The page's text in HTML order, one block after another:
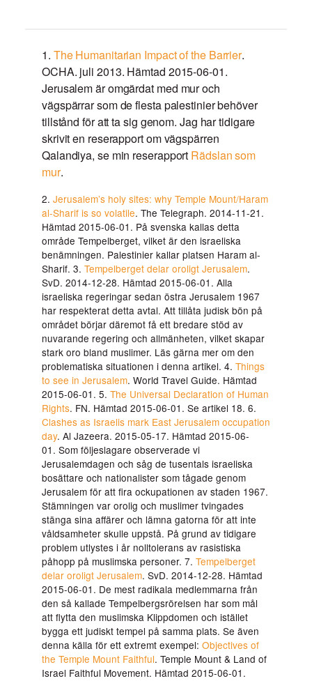
1. The Humanitarian Impact of the Barrier.
OCHA. juli 2013. Hämtad 2015-06-01.
Jerusalem är omgärdat med mur och
vägspärrar som de flesta palestinier behöver
tillstånd för att ta sig genom. Jag har tidigare
skrivit en reserapport om vägspärren
Qalandiya, se min reserapport Rädslan som
mur.
2. Jerusalem’s holy sites: why Temple Mount/Haram
al-Sharif is so volatile. The Telegraph. 2014-11-21.
Hämtad 2015-06-01. På svenska kallas detta
område Tempelberget, vilket är den israeliska
benämningen. Palestinier kallar platsen Haram al-
Sharif. 3. Tempelberget delar oroligt Jerusalem.
SvD. 2014-12-28. Hämtad 2015-06-01. Alla
israeliska regeringar sedan östra Jerusalem 1967
har respekterat detta avtal. Att tillåta judisk bön på
området börjar däremot få ett bredare stöd av
nuvarande regering och allmänheten, vilket skapar
stark oro bland muslimer. Läs gärna mer om den
problematiska situationen i denna artikel. 4. Things
to see in Jerusalem. World Travel Guide. Hämtad
2015-06-01. 5. The Universal Declaration of Human
Rights. FN. Hämtad 2015-06-01. Se artikel 18. 6.
Clashes as Israelis mark East Jerusalem occupation
day. Al Jazeera. 2015-05-17. Hämtad 2015-06-
01. Som följeslagare observerade vi
Jerusalemdagen och såg de tusentals israeliska
bosättare och nationalister som tågade genom
Jerusalem för att fira ockupationen av staden 1967.
Stämningen var orolig och muslimer tvingades
stänga sina affärer och lämna gatorna för att inte
våldsamheter skulle uppstå. På grund av tidigare
problem utlystes i år nolltolerans av rasistiska
påhopp på muslimska personer. 7. Tempelberget
delar oroligt Jerusalem. SvD. 2014-12-28. Hämtad
2015-06-01. De mest radikala medlemmarna från
den så kallade Tempelbergsrörelsen har som mål
att flytta den muslimska Klippdomen och istället
bygga ett judiskt tempel på samma plats. Se även
denna källa för ett extremt exempel: Objectives of
the Temple Mount Faithful. Temple Mount & Land of
Israel Faithful Movement. Hämtad 2015-06-01.